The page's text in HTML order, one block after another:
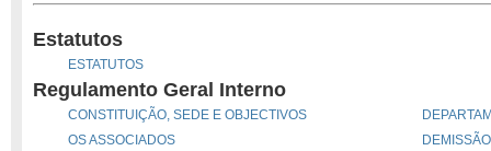
Estatutos
ESTATUTOS
Regulamento Geral Interno
CONSTITUIÇÃO, SEDE E OBJECTIVOS
OS ASSOCIADOS